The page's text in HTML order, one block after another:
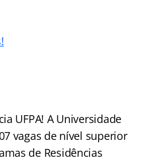
UFPA! A Universidade
vagas de nível superior
de Residências